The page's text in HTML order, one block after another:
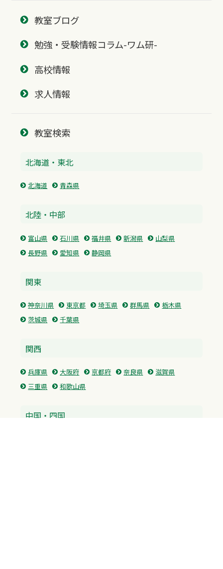
教室ブログ
勉強・受験情報コラム-ワム研-
高校情報
求人情報
教室検索
北海道・東北
北海道 青森県
北陸・中部
富山県 石川県 福井県 新潟県
山梨県
長野県
愛知県 静岡県
関東
神奈川県 東京都 埼玉県 群馬県
栃木県
茨城県
千葉県
関西
兵庫県 大阪府 京都府 奈良県
滋賀県
三重県
和歌山県
中国・四国